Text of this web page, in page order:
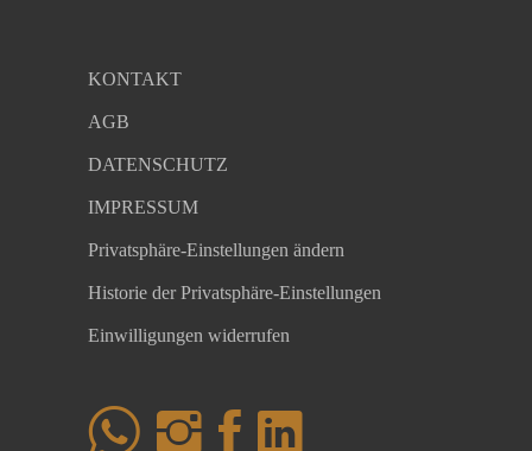
KONTAKT
AGB
DATENSCHUTZ
IMPRESSUM
Privatsphäre-Einstellungen ändern
Historie der Privatsphäre-Einstellungen
Einwilligungen widerrufen